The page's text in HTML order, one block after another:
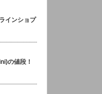
インショプ
の値段！